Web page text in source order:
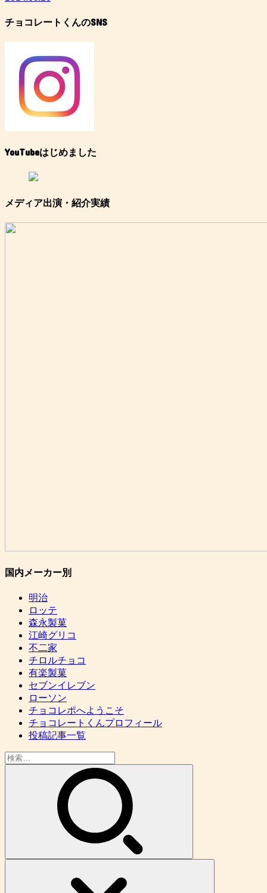
チョコレートくんのSNS
YouTubeはじめました
メディア出演・紹介実績
国内メーカー別
明治
ロッテ
森永製菓
江崎グリコ
不二家
チロルチョコ
有楽製菓
セブンイレブン
ローソン
チョコレポへようこそ
チョコレートくんプロフィール
投稿記事一覧
検
索: